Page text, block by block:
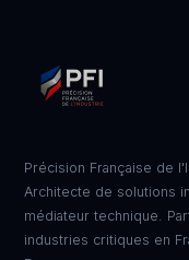
Précision Française de
Architecte de solutions
médiateur technique.
industries critiques en